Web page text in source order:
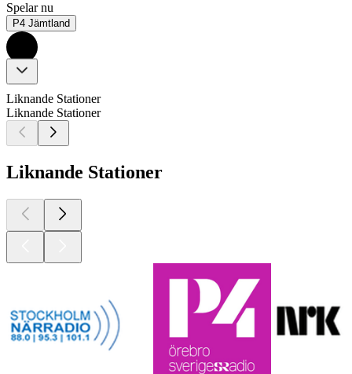
Spelar nu
P4 Jämtland
Liknande Stationer
Liknande Stationer
Liknande Stationer